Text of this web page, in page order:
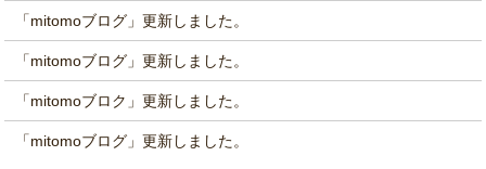
「mitomoブログ」更新しました。
「mitomoブログ」更新しました。
「mitomoブロク」更新しました。
「mitomoブログ」更新しました。